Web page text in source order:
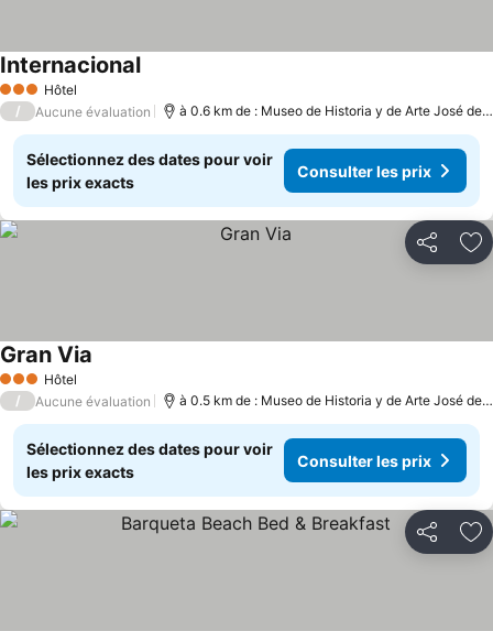
3 ÉtoilesHôtel
InternacionalConsulter les prix
/ Aucune évaluation à 0.6 km de : Museo de Historia y de Arte José de
Sélectionnez des dates pour voir
les prix exacts
Consulter les prix
Partager
3 ÉtoilesHôtel
Gran Via
/ Aucune évaluation à 0.5 km de : Museo de Historia y de Arte José de
Sélectionnez des dates pour voir
les prix exacts
Consulter les prix
Partager